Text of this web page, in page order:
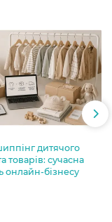
дитячого
товарів: сучасна
онлайн-бізнесу